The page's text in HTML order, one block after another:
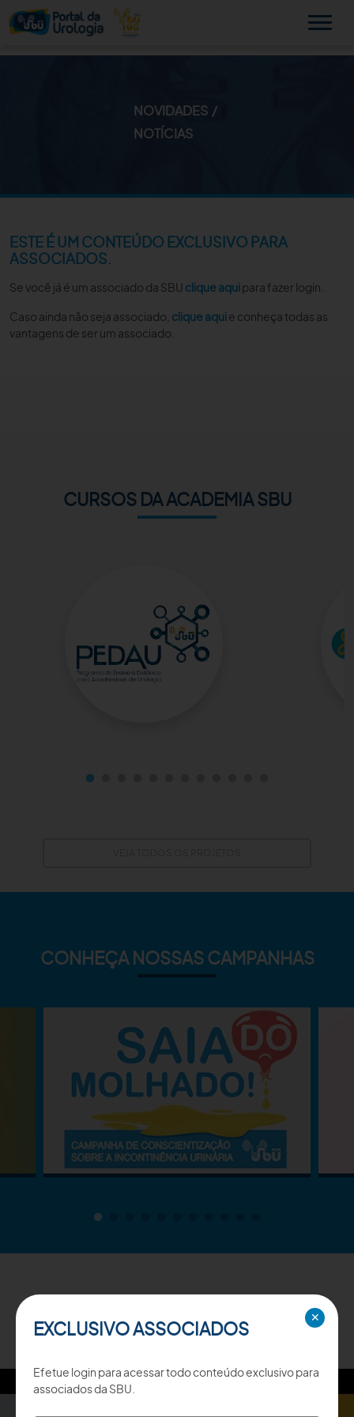
PUBLICAÇÕES
SBU NO CONSULTÓRIO
EDUCAÇÃO CONTINUADA
NOVIDADES
NOTÍCIAS
ESTE É UM CONTEÚDO EXCLUSIVO PARA
ASSOCIADOS.
Se você já é um associado da SBU clique aquipara fazer login.
Caso ainda não seja associado, clique aquie conheça todas as
vantagens de ser um associado.
CURSOS DA ACADEMIA SBU
CONHEÇA NOSSAS CAMPANHAS
TV SBU ✕
EXCLUSIVO ASSOCIADOS
Efetue login para acessar todo conteúdo exclusivo para
associados da SBU.